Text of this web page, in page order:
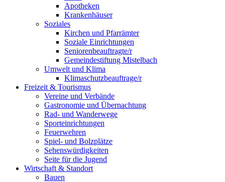
Apotheken
Krankenhäuser
Soziales
Kirchen und Pfarrämter
Soziale Einrichtungen
Seniorenbeauftragte/r
Gemeindestiftung Mistelbach
Umwelt und Klima
Klimaschutzbeauftrage/r
Freizeit & Tourismus
Vereine und Verbände
Gastronomie und Übernachtung
Rad- und Wanderwege
Sporteinrichtungen
Feuerwehren
Spiel- und Bolzplätze
Sehenswürdigkeiten
Seite für die Jugend
Wirtschaft & Standort
Bauen